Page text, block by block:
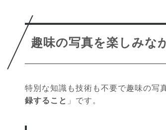
趣味の写真を楽しみな
特別な知識も技術も不要で趣味の写
録すること 」です。